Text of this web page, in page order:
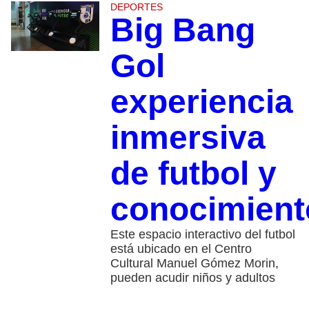
DEPORTES
Big Bang
Gol
experiencia
inmersiva
de futbol y
Este espacio interactivo del futbol
está ubicado en el Centro
Cultural Manuel Gómez Morin,
pueden acudir niños y adultos